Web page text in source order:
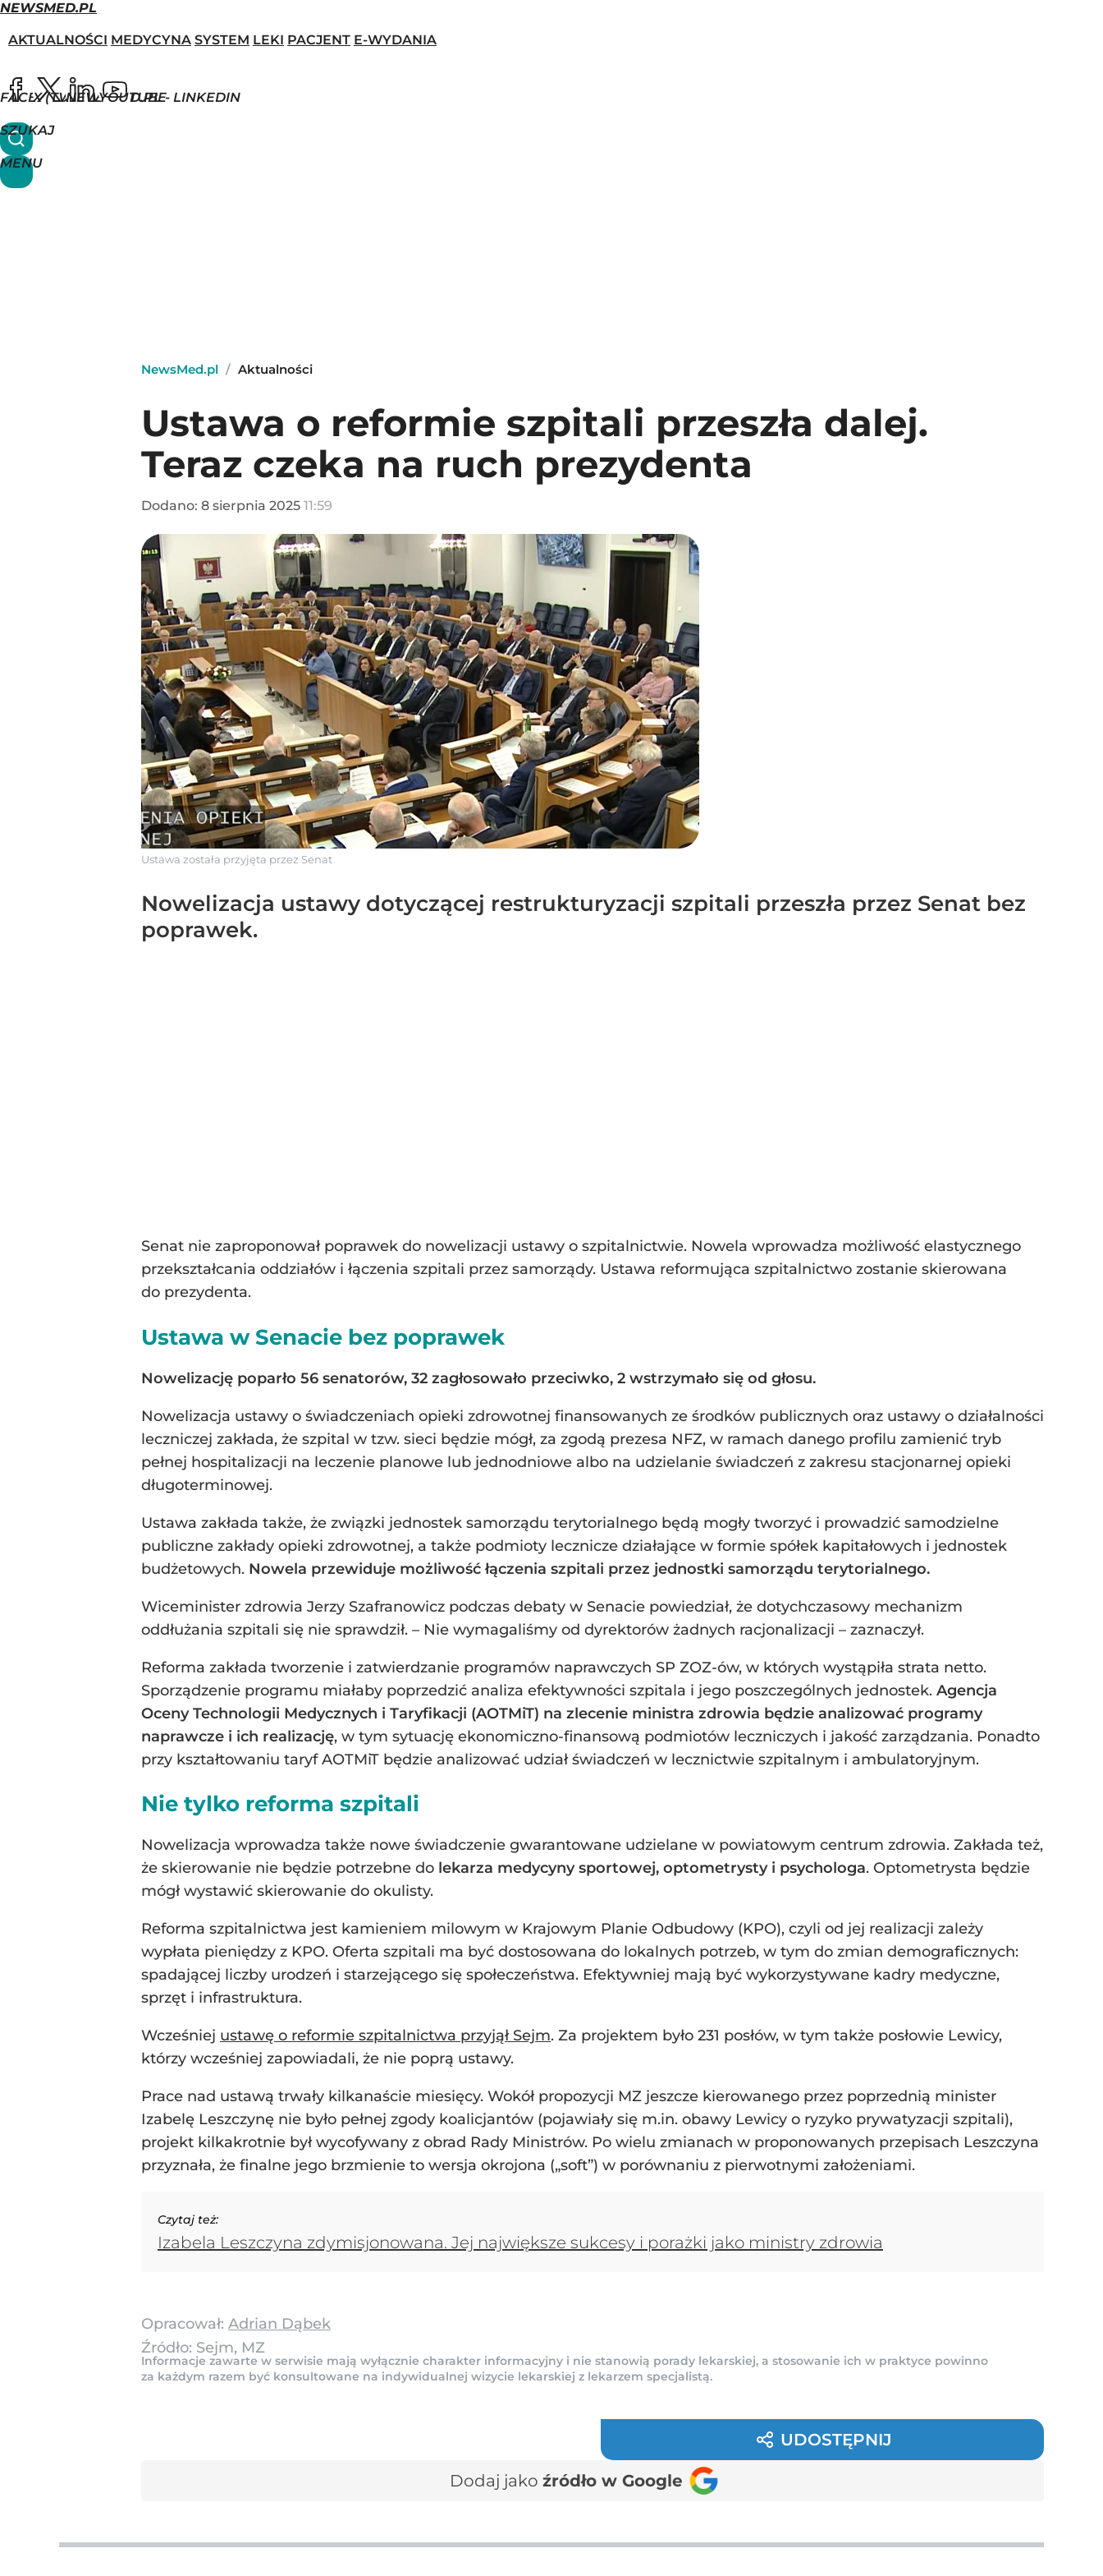
NEWSMED.PL
AKTUALNOŚCI MEDYCYNA SYSTEM LEKI PACJENT E-WYDANIA
FACEBOOK
X (TWITTER)
NEWSMED.PL - LINKEDIN
YOUTUBE
SZUKAJ
MENU
NewsMed.pl / Aktualności
Ustawa o reformie szpitali przeszła dalej.
Teraz czeka na ruch prezydenta
Dodano: 8 sierpnia 2025 11:59
Ustawa została przyjęta przez Senat
Nowelizacja ustawy dotyczącej restrukturyzacji szpitali przeszła przez Senat bez
poprawek.
Senat nie zaproponował poprawek do nowelizacji ustawy o szpitalnictwie. Nowela wprowadza możliwość elastycznego
przekształcania oddziałów i łączenia szpitali przez samorządy. Ustawa reformująca szpitalnictwo zostanie skierowana
do prezydenta.
Ustawa w Senacie bez poprawek
Nowelizację poparło 56 senatorów, 32 zagłosowało przeciwko, 2 wstrzymało się od głosu.
Nowelizacja ustawy o świadczeniach opieki zdrowotnej finansowanych ze środków publicznych oraz ustawy o działalności
leczniczej zakłada, że szpital w tzw. sieci będzie mógł, za zgodą prezesa NFZ, w ramach danego profilu zamienić tryb
pełnej hospitalizacji na leczenie planowe lub jednodniowe albo na udzielanie świadczeń z zakresu stacjonarnej opieki
długoterminowej.
Ustawa zakłada także, że związki jednostek samorządu terytorialnego będą mogły tworzyć i prowadzić samodzielne
publiczne zakłady opieki zdrowotnej, a także podmioty lecznicze działające w formie spółek kapitałowych i jednostek
budżetowych. Nowela przewiduje możliwość łączenia szpitali przez jednostki samorządu terytorialnego.
Wiceminister zdrowia Jerzy Szafranowicz podczas debaty w Senacie powiedział, że dotychczasowy mechanizm
oddłużania szpitali się nie sprawdził. – Nie wymagaliśmy od dyrektorów żadnych racjonalizacji – zaznaczył.
Reforma zakłada tworzenie i zatwierdzanie programów naprawczych SP ZOZ-ów, w których wystąpiła strata netto.
Sporządzenie programu miałaby poprzedzić analiza efektywności szpitala i jego poszczególnych jednostek. Agencja
Oceny Technologii Medycznych i Taryfikacji (AOTMiT) na zlecenie ministra zdrowia będzie analizować programy
naprawcze i ich realizację, w tym sytuację ekonomiczno-finansową podmiotów leczniczych i jakość zarządzania. Ponadto
przy kształtowaniu taryf AOTMiT będzie analizować udział świadczeń w lecznictwie szpitalnym i ambulatoryjnym.
Nie tylko reforma szpitali
Nowelizacja wprowadza także nowe świadczenie gwarantowane udzielane w powiatowym centrum zdrowia. Zakłada też,
że skierowanie nie będzie potrzebne do lekarza medycyny sportowej, optometrysty i psychologa. Optometrysta będzie
mógł wystawić skierowanie do okulisty.
Reforma szpitalnictwa jest kamieniem milowym w Krajowym Planie Odbudowy (KPO), czyli od jej realizacji zależy
wypłata pieniędzy z KPO. Oferta szpitali ma być dostosowana do lokalnych potrzeb, w tym do zmian demograficznych:
spadającej liczby urodzeń i starzejącego się społeczeństwa. Efektywniej mają być wykorzystywane kadry medyczne,
sprzęt i infrastruktura.
Wcześniej ustawę o reformie szpitalnictwa przyjął Sejm. Za projektem było 231 posłów, w tym także posłowie Lewicy,
którzy wcześniej zapowiadali, że nie poprą ustawy.
Prace nad ustawą trwały kilkanaście miesięcy. Wokół propozycji MZ jeszcze kierowanego przez poprzednią minister
Izabelę Leszczynę nie było pełnej zgody koalicjantów (pojawiały się m.in. obawy Lewicy o ryzyko prywatyzacji szpitali),
projekt kilkakrotnie był wycofywany z obrad Rady Ministrów. Po wielu zmianach w proponowanych przepisach Leszczyna
przyznała, że finalne jego brzmienie to wersja okrojona („soft”) w porównaniu z pierwotnymi założeniami.
Czytaj też:
Izabela Leszczyna zdymisjonowana. Jej największe sukcesy i porażki jako ministry zdrowia
Opracował: Adrian Dąbek
Źródło: Sejm, MZ
Informacje zawarte w serwisie mają wyłącznie charakter informacyjny i nie stanowią porady lekarskiej, a stosowanie ich w praktyce powinno
za każdym razem być konsultowane na indywidualnej wizycie lekarskiej z lekarzem specjalistą.
UDOSTĘPNIJ
Dodaj jako źródło w Google